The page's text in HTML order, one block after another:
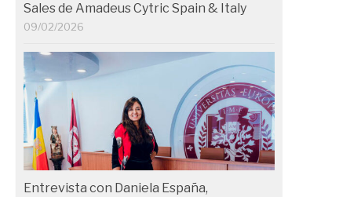
Sales de Amadeus Cytric Spain & Italy
09/02/2026
Entrevista con Daniela España,